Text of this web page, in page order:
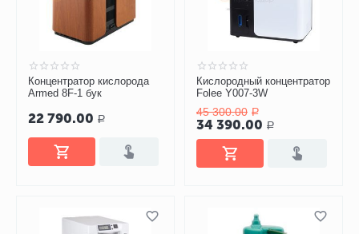
Концентратор кислорода
Armed 8F-1 бук
22 790.00 Р
Кислородный концентратор
Folee Y007-3W
45 300.00 Р
34 390.00 Р